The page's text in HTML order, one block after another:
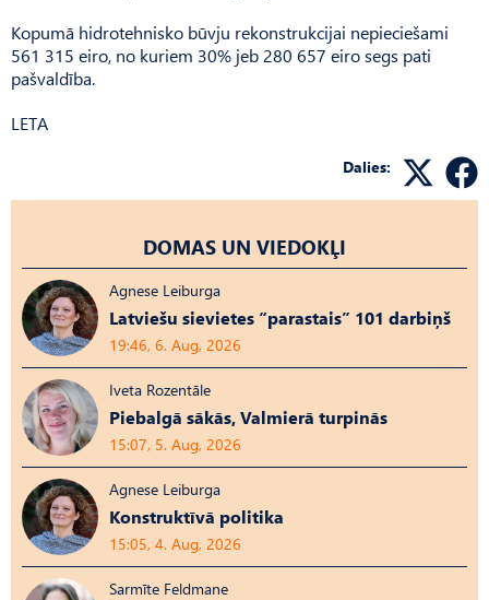
Kopumā hidrotehnisko būvju rekonstrukcijai nepieciešami
561 315 eiro, no kuriem 30% jeb 280 657 eiro segs pati
pašvaldība.
LETA
Dalies:
DOMAS UN VIEDOKĻI
Agnese Leiburga
Latviešu sievietes “parastais” 101 darbiņš
19:46, 6. Aug, 2026
Iveta Rozentāle
Piebalgā sākās, Valmierā turpinās
15:07, 5. Aug, 2026
Agnese Leiburga
Konstruktīvā politika
15:05, 4. Aug, 2026
Sarmīte Feldmane